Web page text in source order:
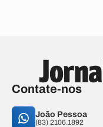
Contate-nos
João Pessoa
(83) 2106.1892